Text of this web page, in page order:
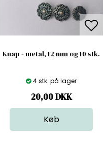
Knap - metal, 12 mm og 10 stk.
4 stk. på lager
20,00DKK